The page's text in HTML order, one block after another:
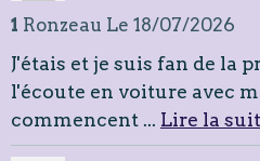
1 Ronzeau Le 18/07/2026
J'étais et je suis fan de la
l'écoute en voiture avec
commencent ... Lire la